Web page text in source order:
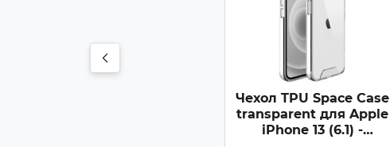
Чехол TPU Space Case
transparent для Apple
iPhone 13 (6.1) -